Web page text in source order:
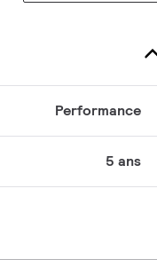
Performance
5 ans